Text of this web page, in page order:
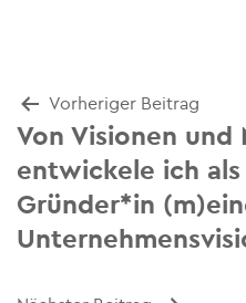
Beitrags-
Navigation
Vorheriger Beitrag
Von Visionen und
entwickele ich
Gründer*in